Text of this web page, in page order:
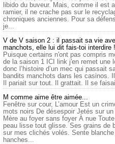
libido du buveur. Mais, comme il est
ramier, il ne crache pas sur le
chroniques anciennes. Pour sa
je...
V de V saison 2 : il passait sa vie
manchots, elle lui dit fais-toi interdire !
Puisque certains n'ont pas compris
de la saison 1 ICI link j'en remet une
donc l’histoire d’un mec qui passait
bandits manchots dans les casinos.
Il pariait sur tout. Il grattait. Il se
M comme aime être aimée...
Fenêtre sur cour, L’amour Est un
mots noirs De désespoir Jetés sur
Mère au foyer sans foyer À nue
peau lisse tout glisse. Ses grains de
sur mes clichés volés. Sente
hanches...